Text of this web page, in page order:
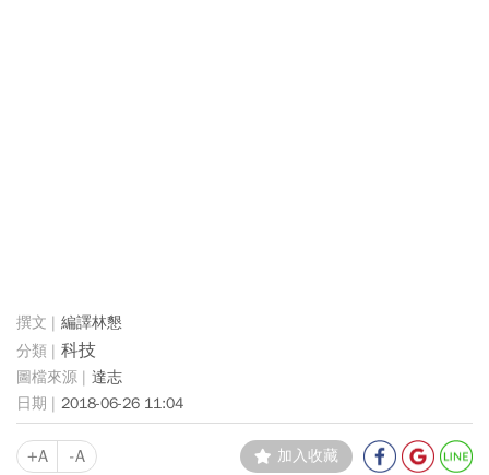
編譯林懇
科技
達志
2018-06-26 11:04
+A -A 加入收藏